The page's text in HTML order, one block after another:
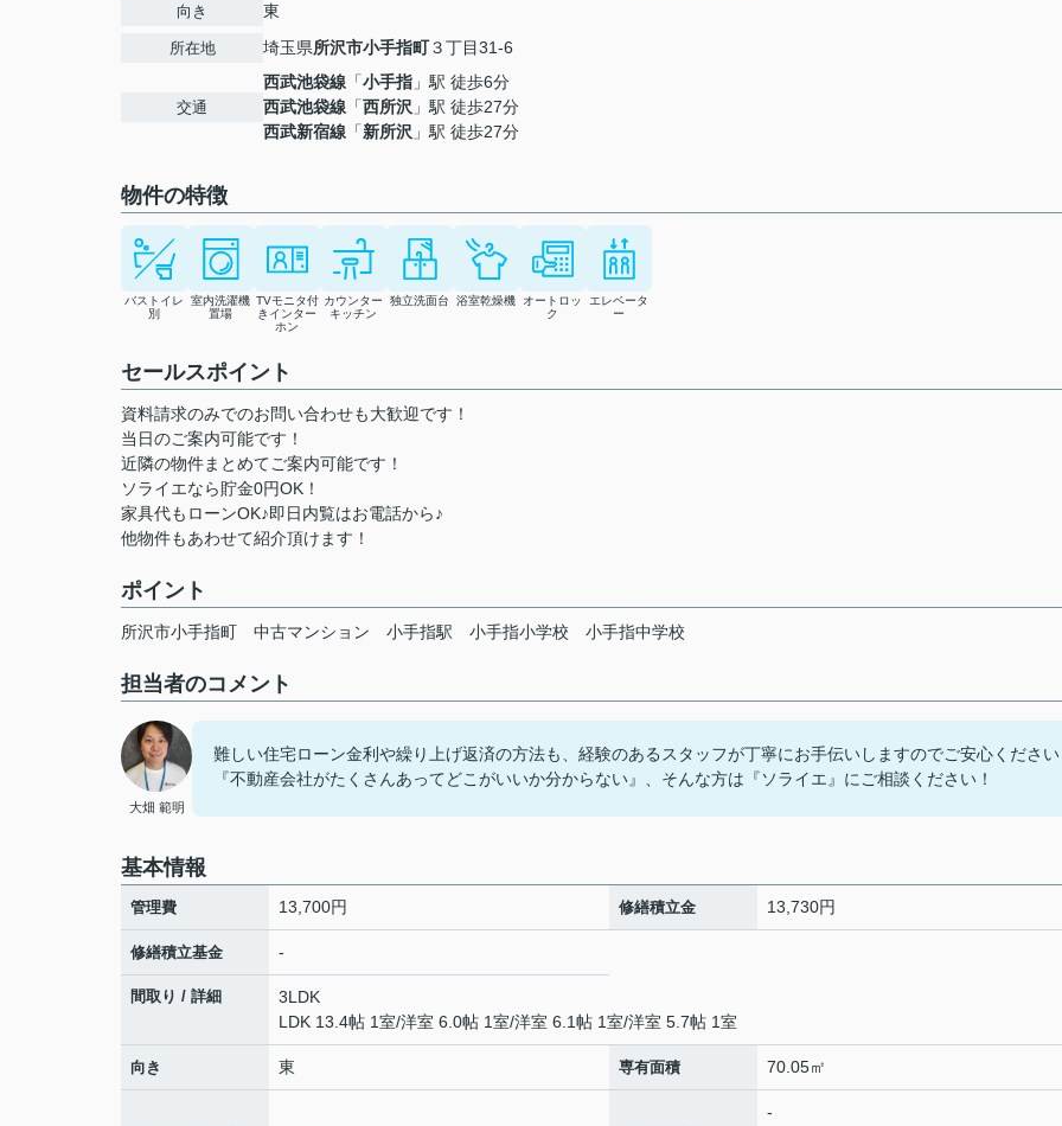
向き 東
所在地 埼玉県所沢市小手指町３丁目31-6
交通
西武池袋線 「小手指 」駅 徒歩6分
西武池袋線 「西所沢 」駅 徒歩27分
西武新宿線 「新所沢 」駅 徒歩27分
物件の特徴
バストイレ
別
室内洗濯機
置場
TVモニタ付
きインター
ホン
カウンター
キッチン
独立洗面台 浴室乾燥機
オートロッ
ク
エレベータ
ー
セールスポイント
資料請求のみでのお問い合わせも大歓迎です！
当日のご案内可能です！
近隣の物件まとめてご案内可能です！
ソライエなら貯金0円OK！
家具代もローンOK♪即日内覧はお電話から♪
他物件もあわせて紹介頂けます！
ポイント
所沢市小手指町 中古マンション 小手指駅 小手指小学校 小手指中学校
担当者のコメント
大畑 範明
難しい住宅ローン金利や繰り上げ返済の方法も、経験のあるスタッフが丁寧にお手伝いしますのでご安心くださ
『不動産会社がたくさんあってどこがいいか分からない』、そんな方は『ソライエ』にご相談ください！
基本情報
管理費 13,700円 修繕積立金 13,730円
修繕積立基金 -
間取り / 詳細
3LDK
LDK 13.4帖 1室/洋室 6.0帖 1室/洋室 6.1帖 1室/洋室 5.7帖 1室
向き 東 専有面積 70.05㎡
-